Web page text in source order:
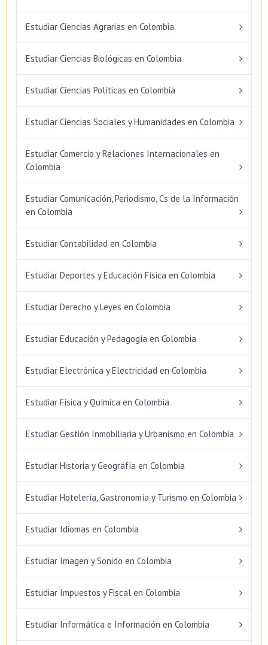
Estudiar Ciencias Agrarias en Colombia
Estudiar Ciencias Biológicas en Colombia
Estudiar Ciencias Políticas en Colombia
Estudiar Ciencias Sociales y Humanidades en Colombia
Estudiar Comercio y Relaciones Internacionales en
Colombia
Estudiar Comunicación, Periodismo, Cs de la Información
en Colombia
Estudiar Contabilidad en Colombia
Estudiar Deportes y Educación Física en Colombia
Estudiar Derecho y Leyes en Colombia
Estudiar Educación y Pedagogía en Colombia
Estudiar Electrónica y Electricidad en Colombia
Estudiar Física y Química en Colombia
Estudiar Gestión Inmobiliaria y Urbanismo en Colombia
Estudiar Historia y Geografía en Colombia
Estudiar Hotelería, Gastronomía y Turismo en Colombia
Estudiar Idiomas en Colombia
Estudiar Imagen y Sonido en Colombia
Estudiar Impuestos y Fiscal en Colombia
Estudiar Informática e Información en Colombia